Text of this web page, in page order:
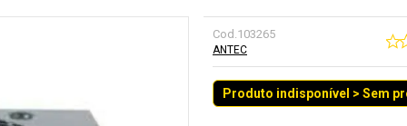
Cod.103265
ANTEC
Produto indisponível > Sem